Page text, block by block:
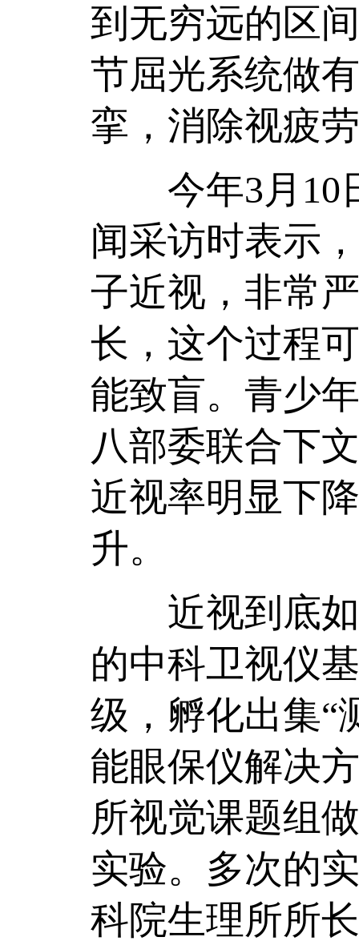
到无穷远的区
节屈光系统做
挛，消除视疲
今年3月10日
闻采访时表示
子近视，非常
长，这个过程
能致盲。青少
八部委联合下
近视率明显下
升。
近视到底如
的中科卫视仪
级，孵化出集“
能眼保仪解决
所视觉课题组
实验。多次的
科院生理所所